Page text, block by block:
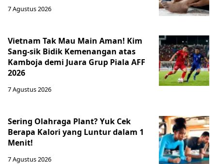
7 Agustus 2026
Vietnam Tak Mau Main Aman! Kim
Sang-sik Bidik Kemenangan atas
Kamboja demi Juara Grup Piala AFF
2026
7 Agustus 2026
Sering Olahraga Plant? Yuk Cek
Berapa Kalori yang Luntur dalam 1
Menit!
7 Agustus 2026